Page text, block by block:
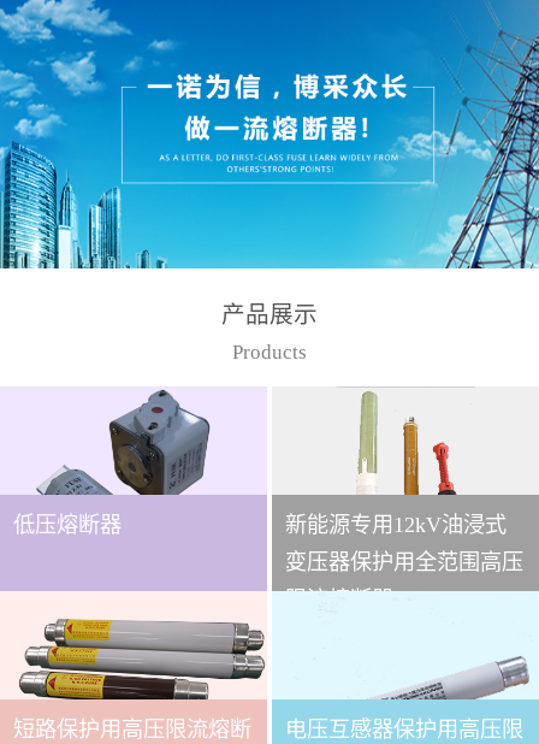
产品展示
Products
低压熔断器
新能源专用12kV油浸式
变压器保护用全范围高压
...
XRNT3A-12变压器保护用
全范围高压限流熔断器(以
短路保护用高压限流熔断
电压互感器保护用高压限